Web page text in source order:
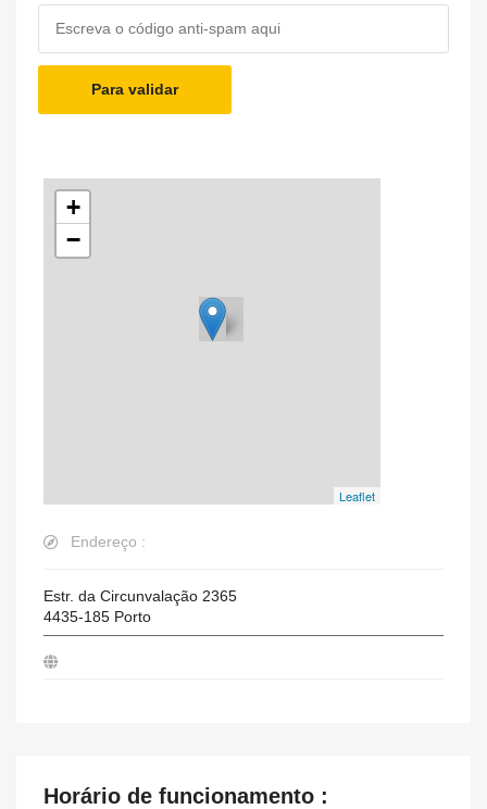
Para validar
+
−
Leaflet
Endereço :
Estr. da Circunvalação 2365
4435-185 Porto
Horário de funcionamento :